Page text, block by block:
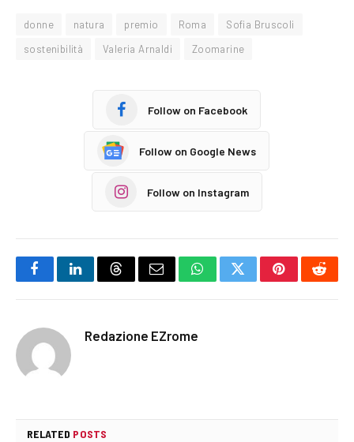
donne natura premio Roma
Sofia Bruscoli
sostenibilità
Valeria Arnaldi Zoomarine
Follow on Facebook
Follow on Google News
Follow on Instagram
FacebookLinkedInThreadsEmail WhatsAppTwitterPinterest
Redazione EZrome
RELATED POSTS